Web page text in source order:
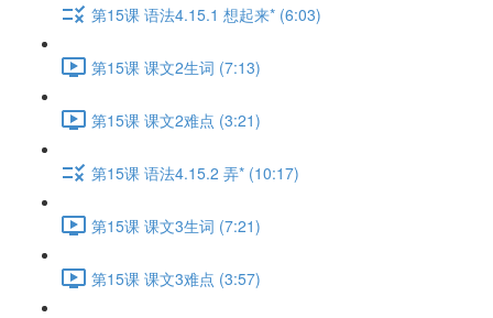
第15课 语法4.15.1 想起来* (6:03)
第15课 课文2生词 (7:13)
第15课 课文2难点 (3:21)
第15课 语法4.15.2 弄* (10:17)
第15课 课文3生词 (7:21)
第15课 课文3难点 (3:57)